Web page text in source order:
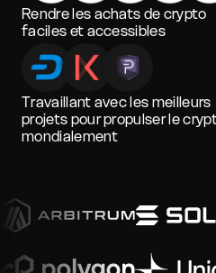
Rendre les achats de crypto
faciles et accessibles
Travaillant avec les meilleurs
projets pour propulser le
mondialement